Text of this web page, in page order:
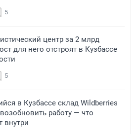
5
центр за 2 млрд
для него отстроят в Кузбассе
5
в Кузбассе склад Wildberries
работу — что
внутри